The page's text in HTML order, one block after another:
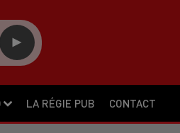
LA RÉGIE PUB CONTACT